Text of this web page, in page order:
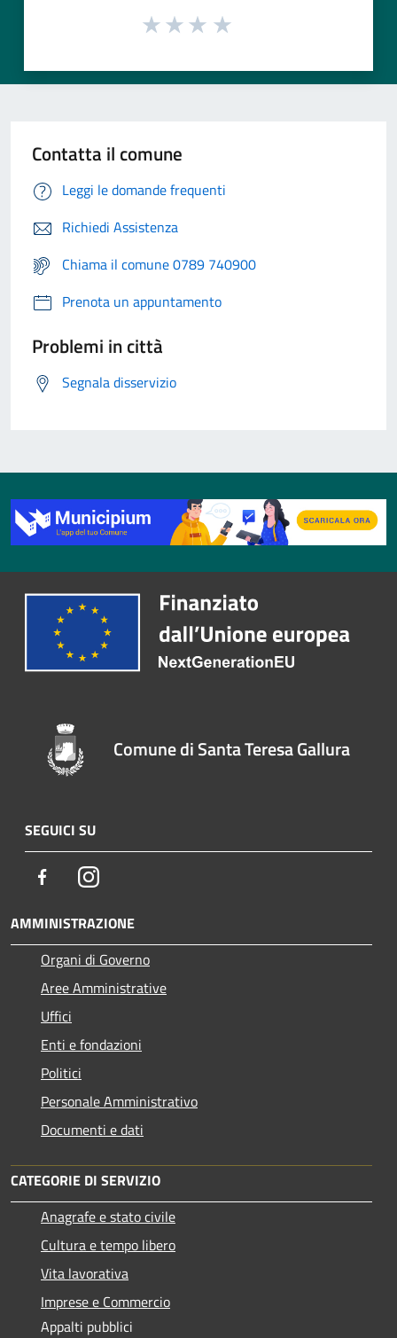
Contatta il comune
Leggi le domande frequenti
Richiedi Assistenza
Chiama il comune 0789 740900
Prenota un appuntamento
Problemi in città
Segnala disservizio
Comune di Santa Teresa Gallura
SEGUICI SU
FacebookInstagram
AMMINISTRAZIONE
Organi di Governo
Aree Amministrative
Uffici
Enti e fondazioni
Politici
Personale Amministrativo
Documenti e dati
CATEGORIE DI SERVIZIO
Anagrafe e stato civile
Cultura e tempo libero
Vita lavorativa
Imprese e Commercio
Appalti pubblici